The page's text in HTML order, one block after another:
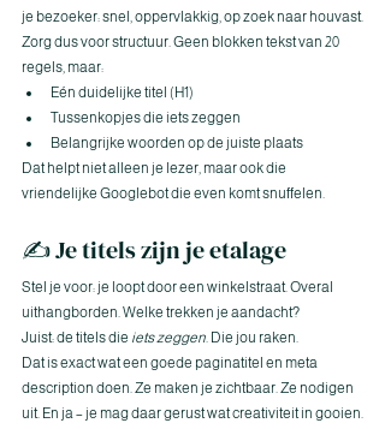
je bezoeker: snel, oppervlakkig, op zoek naar houvast.
Zorg dus voor structuur. Geen blokken tekst van 20
regels, maar:
Eén duidelijke titel (H1)
Tussenkopjes die iets zeggen
Belangrijke woorden op de juiste plaats
Dat helpt niet alleen je lezer, maar ook die
vriendelijke Googlebot die even komt snuffelen.
✍️ Je titels zijn je etalage
Stel je voor: je loopt door een winkelstraat. Overal
uithangborden. Welke trekken je aandacht?
Juist: de titels die iets zeggen. Die jou raken.
Dat is exact wat een goede paginatitel en meta
description doen. Ze maken je zichtbaar. Ze nodigen
uit. En ja – je mag daar gerust wat creativiteit in gooien.